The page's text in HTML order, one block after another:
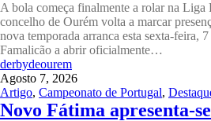
A bola começa finalmente a rolar na Liga
concelho de Ourém volta a marcar
nova temporada arranca esta sexta-feira,
Famalicão a abrir oficialmente…
derbydeourem
Agosto 7, 2026
Artigo, Campeonato de Portugal,
Novo Fátima apresenta-